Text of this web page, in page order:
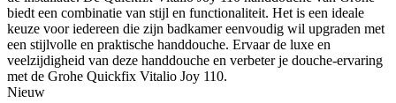
biedt een combinatie van stijl en functionaliteit. Het is een ideale
keuze voor iedereen die zijn badkamer eenvoudig wil upgraden met
een stijlvolle en praktische handdouche. Ervaar de luxe en
veelzijdigheid van deze handdouche en verbeter je douche-ervaring
met de Grohe Quickfix Vitalio Joy 110.
Nieuw